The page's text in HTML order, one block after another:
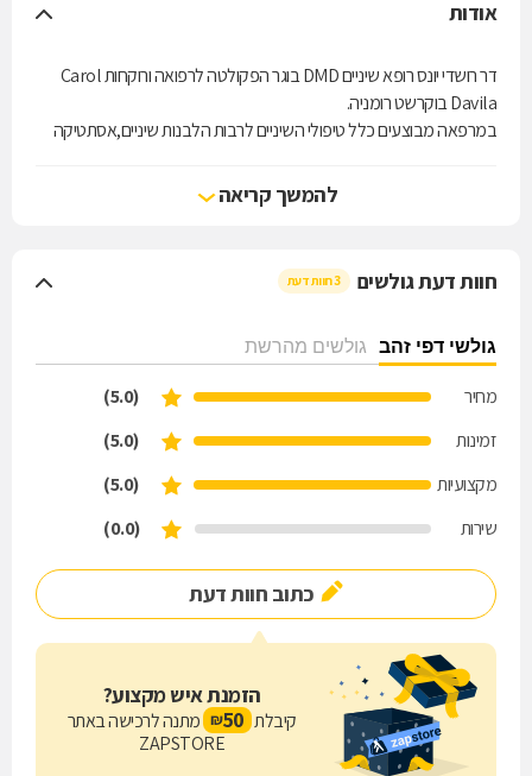
אודות
דר רושדי יונס רופא שיניים DMD בוגר הפקולטה לרפואה ורוקחות Carol
Davila בוקרשט רומניה.
במרפאה מבוצעים כלל טיפולי השיניים לרבות הלבנות שיניים,אסתטיקה
כמו כן במרפאה מבצעים טיפולי אסתטיקה של הפנים: מילוי
שפתיים,טשטוש קמטים,פיסול קו לסת, PRP פלזמה, מזוטרפיה וכו'.
להמשך קריאה
חוות דעת גולשים 3 חוות דעת
גולשי דפי זהב גולשים מהרשת
מחיר
(5.0)
זמינות
(5.0)
מקצועיות
(5.0)
שירות
(0.0)
כתוב חוות דעת
הזמנת איש מקצוע?
קיבלת 50
₪ מתנה לרכישה באתר
ZAPSTORE